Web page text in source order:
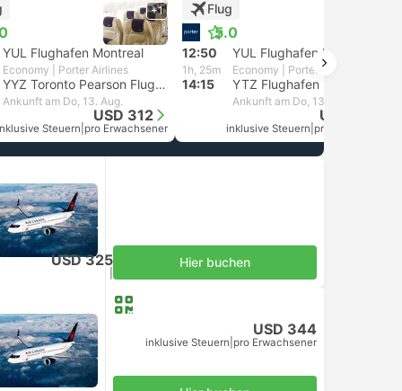
+1
YUL Flughafen Montreal
Economy | Porter Airlines
YYZ Toronto Pearson Flughafen
Ankunft am Do, 13. Aug.
USD 312
Steuern pro Erwachsener
Flug
5.0
12:50 YUL Flughafen Montreal
1h, 25m Economy | Porter Airlines
14:15
Ankunft am Do, 13. Aug.
USD 303
inklusive Steuern pro Erwachsener
USD 325 Hier buchen
USD 344
inklusive Steuern pro Erwachsener